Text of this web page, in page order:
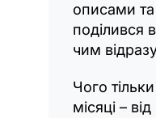
описами
поділився
чим
Чого
місяці –